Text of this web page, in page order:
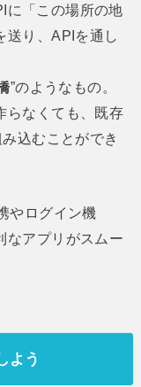
に「この場所の地
り、APIを通し
”のようなもの。
らなくても、既存
込むことができ
やログイン機
なアプリがスムー
よう